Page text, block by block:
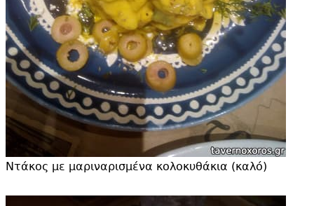
Ντάκος με μαριναρισμένα κολοκυθάκια (καλό)